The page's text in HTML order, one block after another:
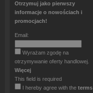
Otrzymuj jako pierwszy
informacje o nowościach i
promocjach!
Email:
Wyrażam zgodę na
otrzymywanie oferty handlowej.
Więcej
This field is required
I hereby agree with the terms